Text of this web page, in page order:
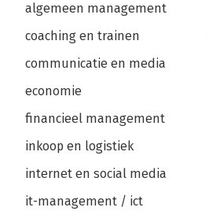
algemeen management
coaching en trainen
communicatie en media
economie
financieel management
inkoop en logistiek
internet en social media
it-management / ict